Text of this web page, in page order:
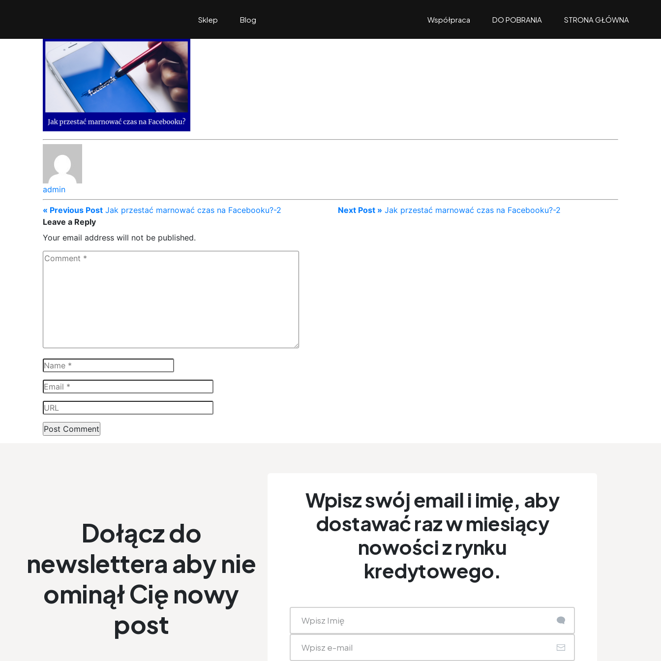
Sklep Blog Współpraca DO POBRANIA STRONA GŁÓWNA
admin
« Previous Post Jak przestać marnować czas na Facebooku?-2 Next Post » Jak przestać marnować czas na Facebooku?-2
Leave a Reply
Your email address will not be published.
Dołącz do
newslettera aby nie
ominął Cię nowy
post
Wpisz swój email i imię, aby
dostawać raz w miesiący
nowości z rynku
kredytowego.